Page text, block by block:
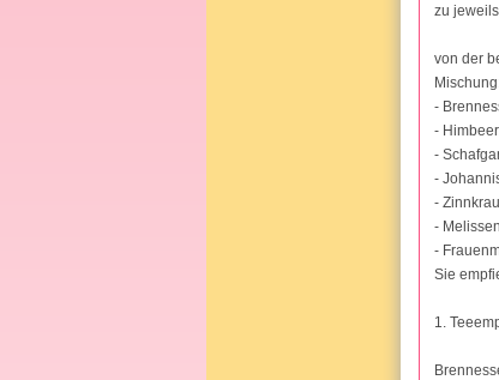
zu
von der
-
-
-
-
-
-
-
Sie
1.